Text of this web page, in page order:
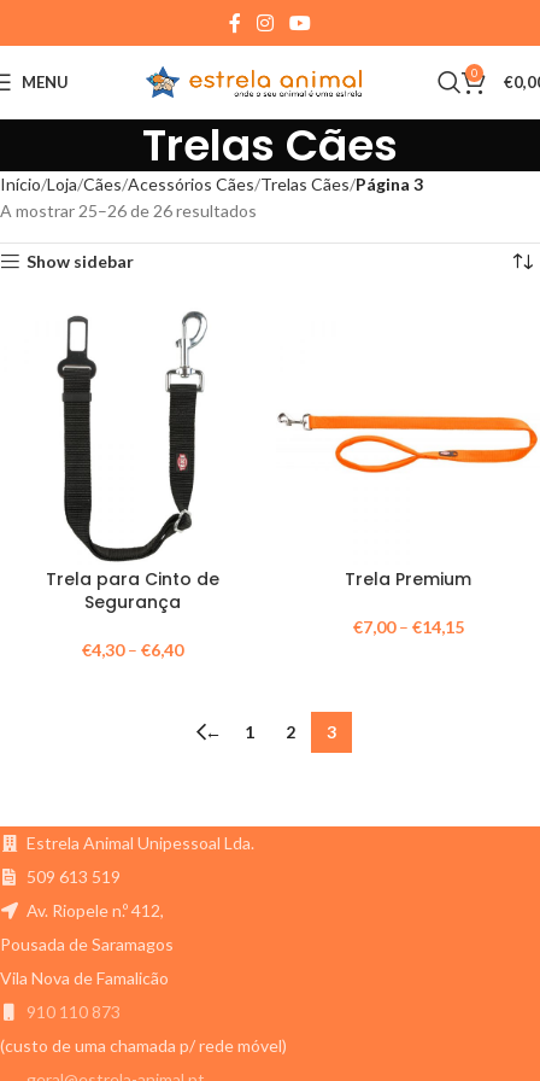
MENU 0 €
Trelas Cães
Início Loja Cães Acessórios Cães Trelas Cães Página 3
A mostrar 25–26 de 26 resultados
Show sidebar
Trela para Cinto de
Segurança
€4,30– €6,40
Trela Premium
€7,00– €14,15
← 1 2 3
Estrela Animal Unipessoal Lda.
509 613 519
Av. Riopele n.º 412,
Pousada de Saramagos
Vila Nova de Famalicão
910 110 873
(custo de uma chamada p/ rede móvel)